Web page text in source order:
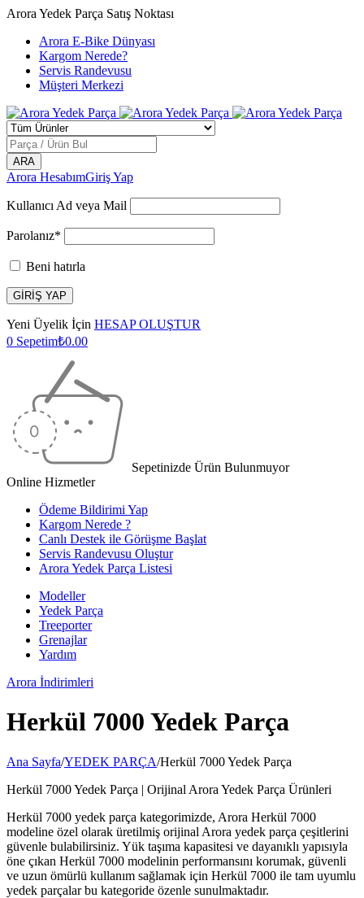
Arora Yedek Parça Satış Noktası
Arora E-Bike Dünyası
Kargom Nerede?
Servis Randevusu
Müşteri Merkezi
Arora HesabımGiriş Yap
Kullanıcı Ad veya Mail
Parolanız*
Beni hatırla
Yeni Üyelik İçin HESAP OLUŞTUR
0 Sepetim₺0.00
Sepetinizde Ürün Bulunmuyor
Online Hizmetler
Ödeme Bildirimi Yap
Kargom Nerede ?
Canlı Destek ile Görüşme Başlat
Servis Randevusu Oluştur
Arora Yedek Parça Listesi
Modeller
Yedek Parça
Treeporter
Grenajlar
Yardım
Arora İndirimleri
Herkül 7000 Yedek Parça
Ana Sayfa/YEDEK PARÇA/Herkül 7000 Yedek Parça
Herkül 7000 Yedek Parça | Orijinal Arora Yedek Parça Ürünleri
Herkül 7000 yedek parça kategorimizde, Arora Herkül 7000
modeline özel olarak üretilmiş orijinal Arora yedek parça çeşitlerini
güvenle bulabilirsiniz. Yük taşıma kapasitesi ve dayanıklı yapısıyla
öne çıkan Herkül 7000 modelinin performansını korumak, güvenli
ve uzun ömürlü kullanım sağlamak için Herkül 7000 ile tam uyumlu
yedek parçalar bu kategoride özenle sunulmaktadır.